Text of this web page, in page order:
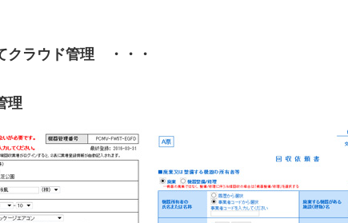
クラウド管理 ・・・
理